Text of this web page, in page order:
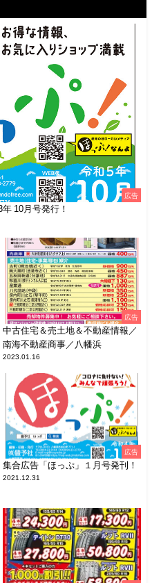
広告
10月号発行！
広告
中古住宅＆売土地＆不動産情報／
南海不動産商事／八幡浜
2023.01.16
広告
集合広告「ほっぷ」１月号発刊！
2021.12.31